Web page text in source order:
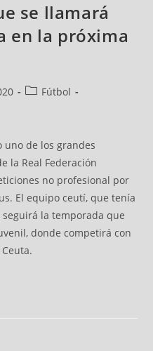
se llamará
en la próxima
Fútbol
uno de los grandes
la Real Federación
no profesional por
El equipo ceutí, que tenía
la temporada que
donde competirá con